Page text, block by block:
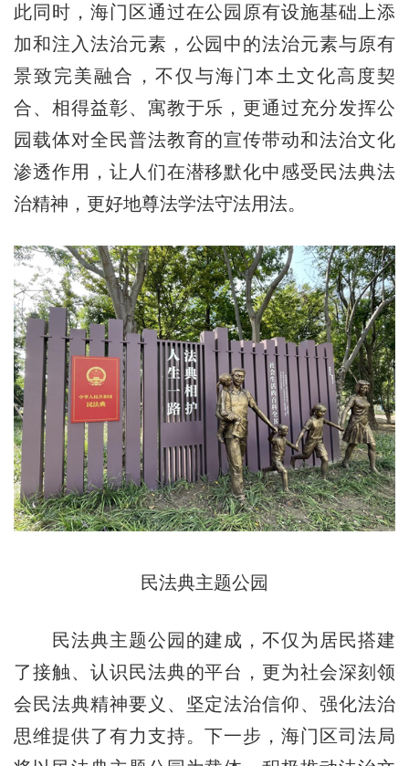
此同时，海门区通过在公园原有设施基础上添
加和注入法治元素，公园中的法治元素与原有
景致完美融合，不仅与海门本土文化高度契
合、相得益彰、寓教于乐，更通过充分发挥公
园载体对全民普法教育的宣传带动和法治文化
渗透作用，让人们在潜移默化中感受民法典法
治精神，更好地尊法学法守法用法。
民法典主题公园
民法典主题公园的建成，不仅为居民搭建
了接触、认识民法典的平台，更为社会深刻领
会民法典精神要义、坚定法治信仰、强化法治
思维提供了有力支持。下一步，海门区司法局